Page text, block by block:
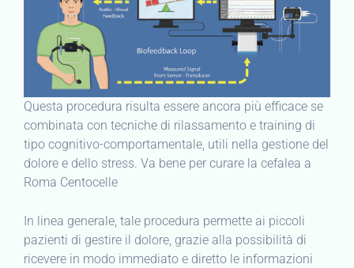
Questa procedura risulta essere ancora più efficace se
combinata con tecniche di rilassamento e training di
tipo cognitivo-comportamentale, utili nella gestione del
dolore e dello stress. Va bene per curare la cefalea a
Roma Centocelle
In linea generale, tale procedura permette ai piccoli
pazienti di gestire il dolore, grazie alla possibilità di
ricevere in modo immediato e diretto le informazioni